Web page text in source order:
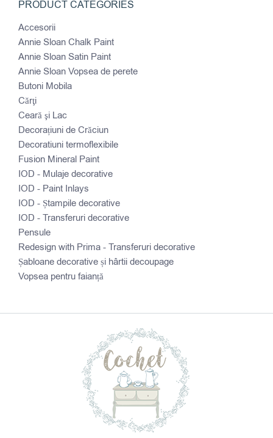
PRODUCT CATEGORIES
Accesorii
Annie Sloan Chalk Paint
Annie Sloan Satin Paint
Annie Sloan Vopsea de perete
Butoni Mobila
Cărţi
Ceară şi Lac
Decorațiuni de Crăciun
Decoratiuni termoflexibile
Fusion Mineral Paint
IOD - Mulaje decorative
IOD - Paint Inlays
IOD - Ștampile decorative
IOD - Transferuri decorative
Pensule
Redesign with Prima - Transferuri decorative
Șabloane decorative și hârtii decoupage
Vopsea pentru faianță